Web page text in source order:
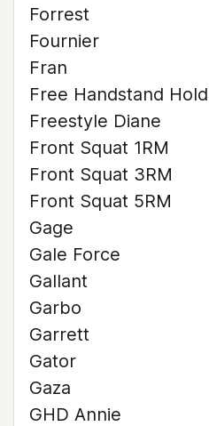
Forrest
Fournier
Fran
Free Handstand Hold
Freestyle Diane
Front Squat 1RM
Front Squat 3RM
Front Squat 5RM
Gage
Gale Force
Gallant
Garbo
Garrett
Gator
Gaza
GHD Annie